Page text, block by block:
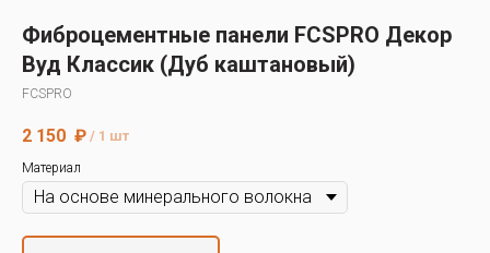
Фиброцементные панели FCSPRO Декор
Вуд Классик (Дуб каштановый)
FCSPRO
2 150 ₽ / 1 шт
Материал